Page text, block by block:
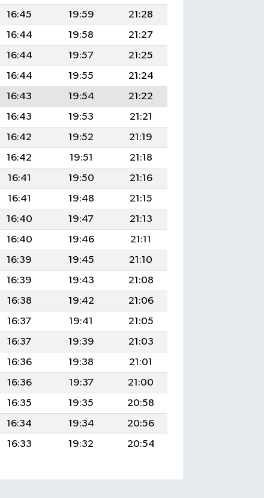
16:45 19:59
21:28
16:44 19:58
21:27
16:44 19:57
21:25
16:44 19:55
21:24
16:43 19:54
21:22
16:43 19:53
21:21
16:42 19:52
21:19
16:42 19:51
21:18
16:41 19:50
21:16
16:41 19:48
21:15
16:40 19:47
21:13
16:40 19:46
21:11
16:39 19:45
21:10
16:39 19:43
21:08
16:38 19:42
21:06
16:37 19:41
21:05
16:37 19:39
21:03
16:36 19:38
21:01
16:36 19:37
21:00
16:35 19:35
20:58
16:34 19:34
20:56
16:33 19:32 20:54